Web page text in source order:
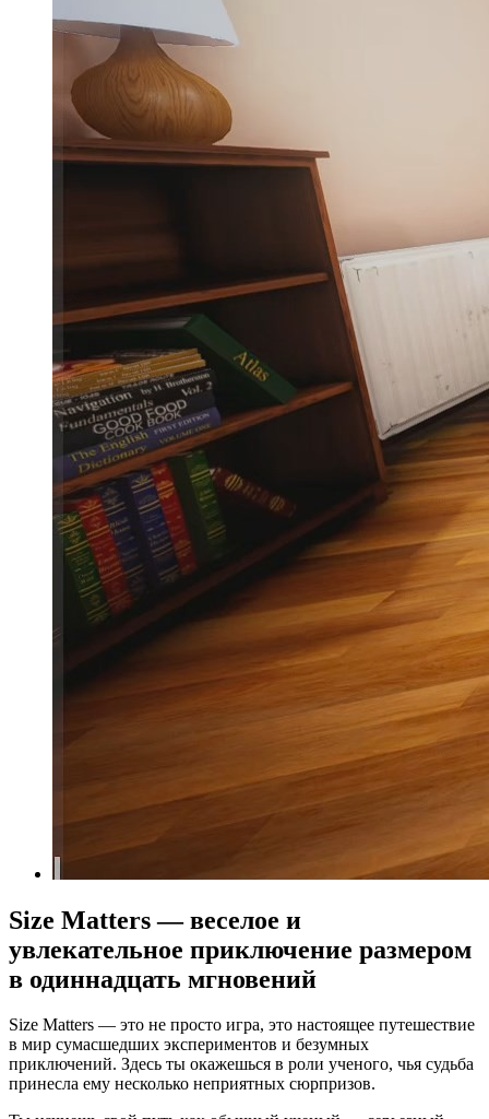
Size Matters — веселое и
увлекательное приключение размером
в одиннадцать мгновений
Size Matters — это не просто игра, это настоящее путешествие
в мир сумасшедших экспериментов и безумных
приключений. Здесь ты окажешься в роли ученого, чья судьба
принесла ему несколько неприятных сюрпризов.